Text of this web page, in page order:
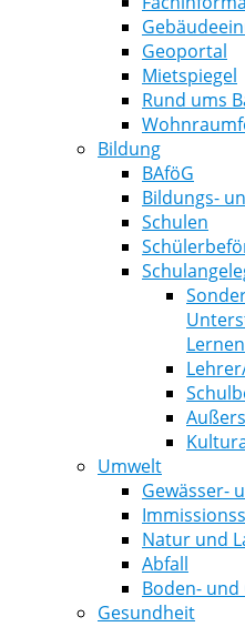
Geoportal
Mietspiegel
Rund ums
Bildung
BAföG
Bildungs-
Schulen
Lernen
Umwelt
Gewässer-
Natur und
Abfall
Boden-
Gesundheit